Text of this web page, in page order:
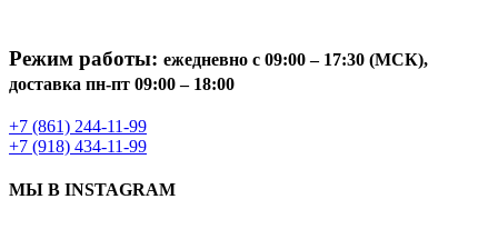
Режим работы: ежедневно с 09:00 – 17:30 (МСК),
доставка пн-пт 09:00 – 18:00
+7 (861) 244-11-99
+7 (918) 434-11-99
МЫ В INSTAGRAM